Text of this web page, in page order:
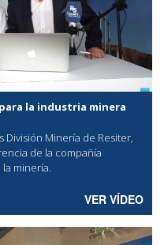
la industria minera
División Minería de Resiter,
de la compañía
minería.
VER VÍDEO